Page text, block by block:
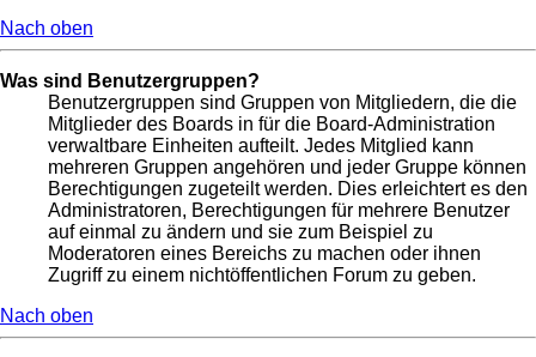
Nach oben
Was sind Benutzergruppen?
Benutzergruppen sind Gruppen von Mitgliedern, die die
Mitglieder des Boards in für die Board-Administration
verwaltbare Einheiten aufteilt. Jedes Mitglied kann
mehreren Gruppen angehören und jeder Gruppe können
Berechtigungen zugeteilt werden. Dies erleichtert es den
Administratoren, Berechtigungen für mehrere Benutzer
auf einmal zu ändern und sie zum Beispiel zu
Moderatoren eines Bereichs zu machen oder ihnen
Zugriff zu einem nichtöffentlichen Forum zu geben.
Nach oben